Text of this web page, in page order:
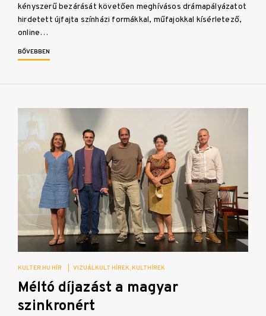
kényszerű bezárását követően meghívásos drámapályázatot
hirdetett újfajta színházi formákkal, műfajokkal kísérletező,
online…
BŐVEBBEN
KULTER.HU HÍR VIZUÁLKULT HÍREK KULTHÍREK
Méltó díjazást a magyar
szinkronért